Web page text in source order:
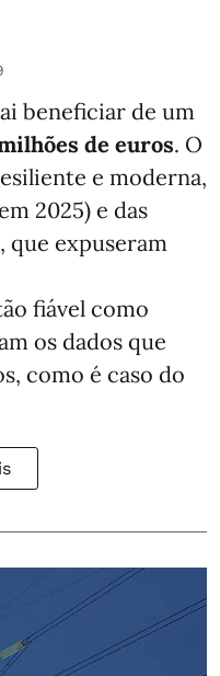
beneficiar de um
de euros. O
e moderna,
2025) e das
que expuseram
fiável como
os dados que
como é caso do